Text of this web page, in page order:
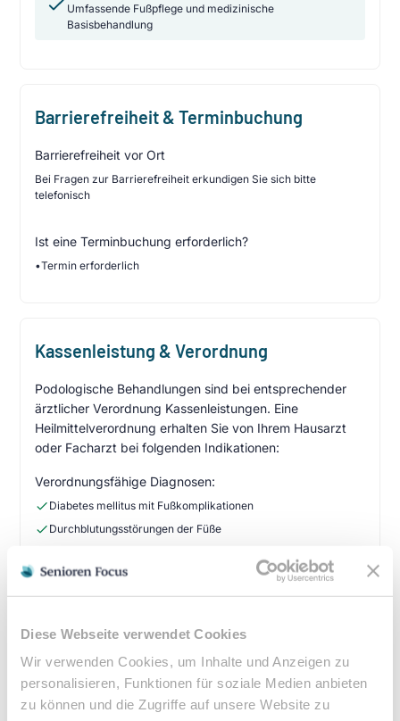
Diese Webseite verwendet Cookies
Wir verwenden Cookies, um Inhalte und Anzeigen zu
personalisieren, Funktionen für soziale Medien anbieten
zu können und die Zugriffe auf unsere Website zu
Umfassende Fußpflege und medizinische
Basisbehandlung
Barrierefreiheit & Terminbuchung
Barrierefreiheit vor Ort
Bei Fragen zur Barrierefreiheit erkundigen Sie sich bitte
telefonisch
Ist eine Terminbuchung erforderlich?
•Termin erforderlich
Kassenleistung & Verordnung
Podologische Behandlungen sind bei entsprechender
ärztlicher Verordnung Kassenleistungen. Eine
Heilmittelverordnung erhalten Sie von Ihrem Hausarzt
oder Facharzt bei folgenden Indikationen:
Verordnungsfähige Diagnosen:
Diabetes mellitus mit Fußkomplikationen
Durchblutungsstörungen der Füße
Querschnittslähmung
• Befreiung bei chronischen Erkrankungen möglich
• Privatleistungen nach individueller Vereinbarung
Hausbesuche bei medizinischer Notwendigkeit